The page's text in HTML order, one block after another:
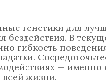
генетики для
бездействия. В
гибкость
—
жизни.